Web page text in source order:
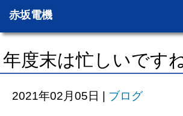
赤坂電機
年度末は忙しいです
2021年02月05日 | ブログ